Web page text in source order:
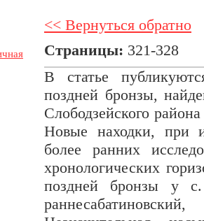
<< Вернуться обратно
Страницы: 321-328
В статье
поздней бронзы,
Слободзейского
Новые находки, при
более ранних
хронологических
поздней бронзы у